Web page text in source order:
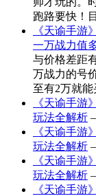
跑路要快！
《天谕手游
一万战力值
与价格差距
万战力的号
至有2万就
《天谕手游
玩法全解析
《天谕手游
玩法全解析
《天谕手游
玩法全解析
《天谕手游